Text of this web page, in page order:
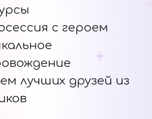
с героем
лучших друзей из